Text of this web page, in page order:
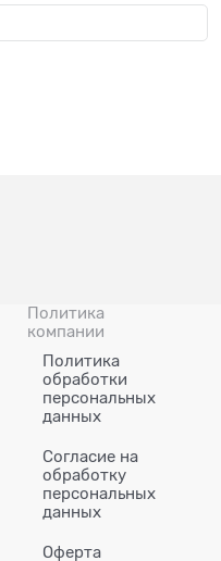
Политика
компании
Политика
обработки
персональных
данных
Согласие на
обработку
персональных
данных
Оферта